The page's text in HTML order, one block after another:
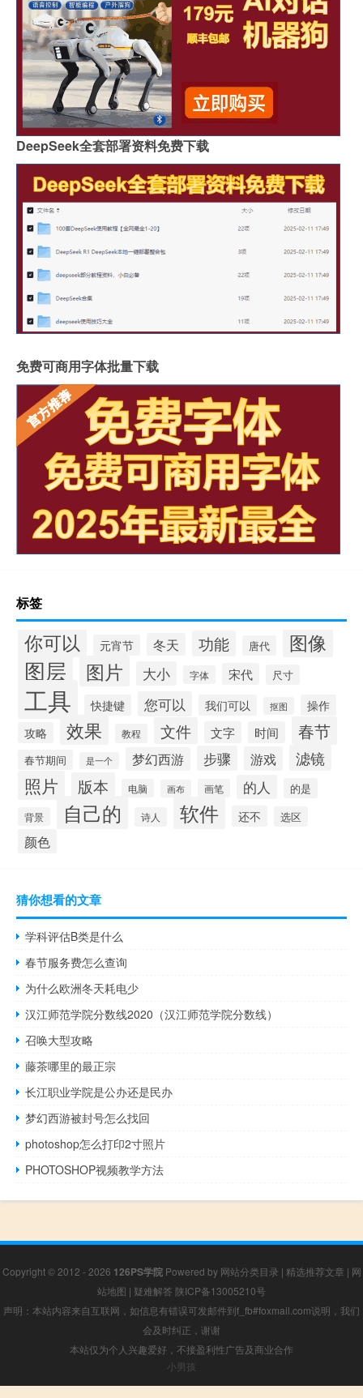
DeepSeek全套部署资料免费下载
免费可商用字体批量下载
标签
你可以 元宵节 冬天 功能 唐代 图像
图层 图片 大小 字体 宋代 尺寸
工具 快捷键 您可以 我们可以 抠图
操作
攻略
效果 教程 文件 文字 时间 春节
春节期间 是一个 梦幻西游 步骤 游戏 滤镜
照片 版本 电脑 画布 画笔 的人 的是
背景 自己的 诗人 软件 还不 选区
颜色
猜你想看的文章
学科评估B类是什么
春节服务费怎么查询
为什么欧洲冬天耗电少
汉江师范学院分数线2020（汉江师范学院分数线）
召唤大型攻略
藤茶哪里的最正宗
长江职业学院是公办还是民办
梦幻西游被封号怎么找回
photoshop怎么打印2寸照片
PHOTOSHOP视频教学方法
Copyright © 2012 - 2026 126PS学院Powered by 网站分类目录 | 精选推荐文章 | 网
站地图 | 疑难解答 陕ICP备13005210号
声明：本站内容来自互联网，如信息有错误可发邮件到f_fb#foxmail.com说明，我们
会及时纠正，谢谢
本站仅为个人兴趣爱好，不接盈利性广告及商业合作
小男孩